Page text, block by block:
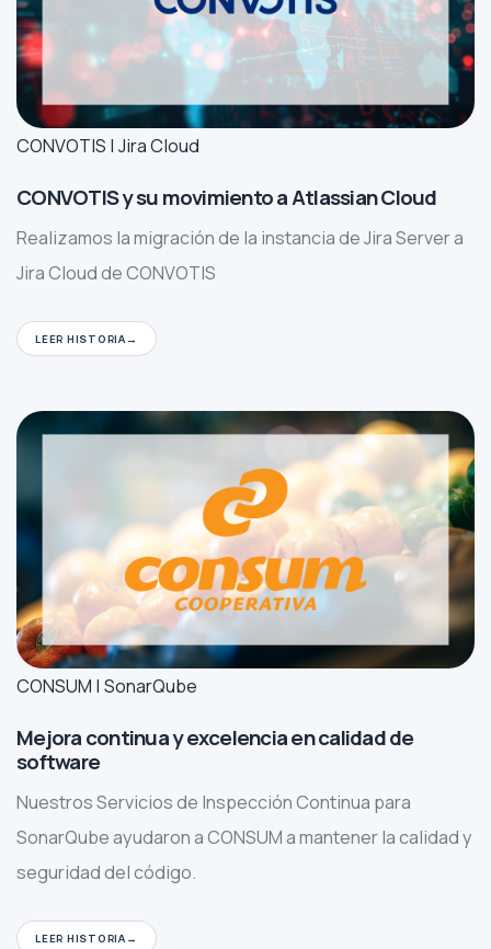
CONVOTIS | Jira Cloud
CONVOTIS y su movimiento a Atlassian Cloud
Realizamos la migración de la instancia de Jira Server a
Jira Cloud de CONVOTIS
LEER HISTORIA
CONSUM | SonarQube
Mejora continua y excelencia en calidad de
software
Nuestros Servicios de Inspección Continua para
SonarQube ayudaron a CONSUM a mantener la calidad y
seguridad del código.
LEER HISTORIA